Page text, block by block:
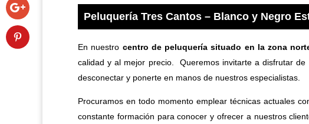
Peluquería Tres Cantos – Blanco y Negro
En nuestro centro de peluquería situado en la zona
calidad y al mejor precio. Queremos invitarte a disfrutar
desconectar y ponerte en manos de nuestros especialistas.
Procuramos en todo momento emplear técnicas actuales
constante formación para conocer y ofrecer a nuestros